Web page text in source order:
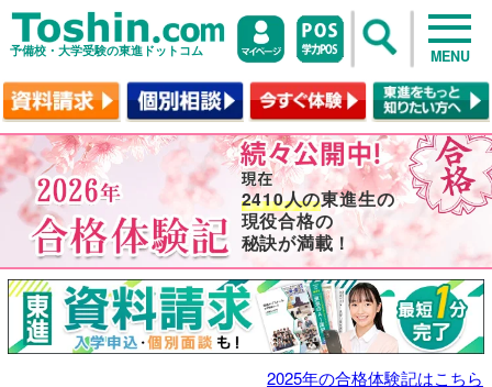
予備校・大学受験の東進ドットコム MENU
2410人の東進生の
現役合格の
秘訣が満載！
2025年の合格体験記はこちら